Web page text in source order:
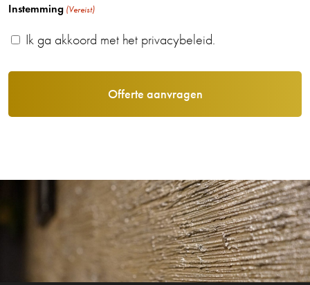
Instemming (Vereist)
Ik ga akkoord met het privacybeleid.